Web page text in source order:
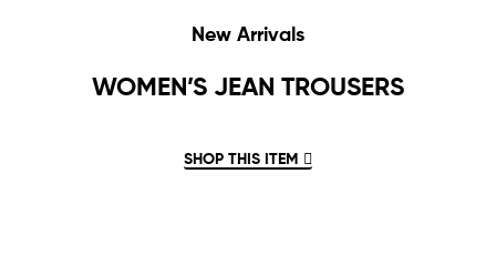
New Arrivals
WOMEN’S JEAN TROUSERS
SHOP THIS ITEM